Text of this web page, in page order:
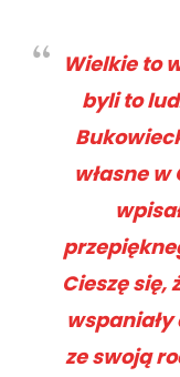
Wielkie to
byli to
własne
Cieszę się,
wspaniały
ze swoją